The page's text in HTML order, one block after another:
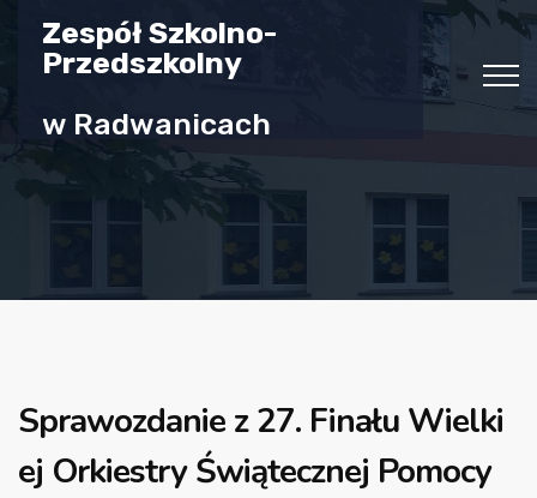
Zespół Szkolno-
Przedszkolny
w Radwanicach
Sprawozdanie z 27. Finału Wielki
ej Orkiestry Świątecznej Pomocy